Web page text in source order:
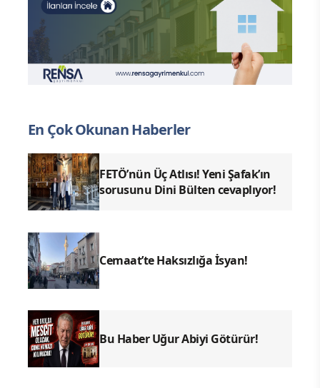
En Çok Okunan Haberler
FETÖ’nün Üç Atlısı! Yeni Şafak’ın
sorusunu Dini Bülten cevaplıyor!
Cemaat’te Haksızlığa İsyan!
Bu Haber Uğur Abiyi Götürür!